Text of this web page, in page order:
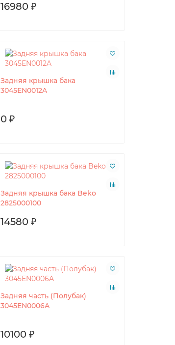
16980 ₽
Задняя крышка бака
3045EN0012A
0 ₽
Задняя крышка бака Beko
2825000100
14580 ₽
Задняя часть (Полубак)
3045EN0006A
10100 ₽